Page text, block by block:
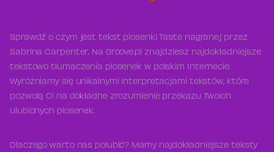
Sprawdź o czym jest tekst piosenki Taste nagranej przez
Sabrina Carpenter. Na Groove.pl znajdziesz najdokładniejsze
tekstowo tłumaczenia piosenek w polskim Internecie.
Wyróżniamy się unikalnymi interpretacjami tekstów, które
pozwolą Ci na dokładne zrozumienie przekazu Twoich
ulubionych piosenek.
Dlaczego warto nas polubić? Mamy najdokładniejsze teksty